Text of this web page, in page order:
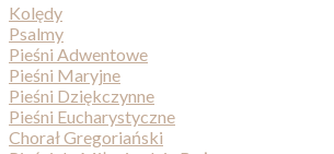
Kolędy
Psalmy
Pieśni Adwentowe
Pieśni Maryjne
Pieśni Dziękczynne
Pieśni Eucharystyczne
Chorał Gregoriański